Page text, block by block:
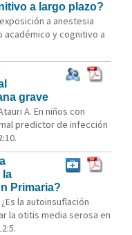
a largo plazo?
a anestesia
académico y cognitivo a
grave
A. En niños con
predictor de infección
la
Primaria?
la autoinsuflación
la otitis media serosa en